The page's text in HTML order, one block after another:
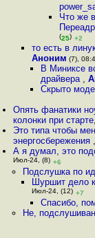
Что же
(25) +2
то есть в
Аноним (7),
В Миниксе
драйвера ,
Скрыто
Опять фанатики
колонки при старте
Это типа чтобы
энергосбережения ,
А я думал, это
Июл-24, (8) +6
Подслушка по
Шуршит дело
Июл-24, (12) +7
Спасибо,
Не,